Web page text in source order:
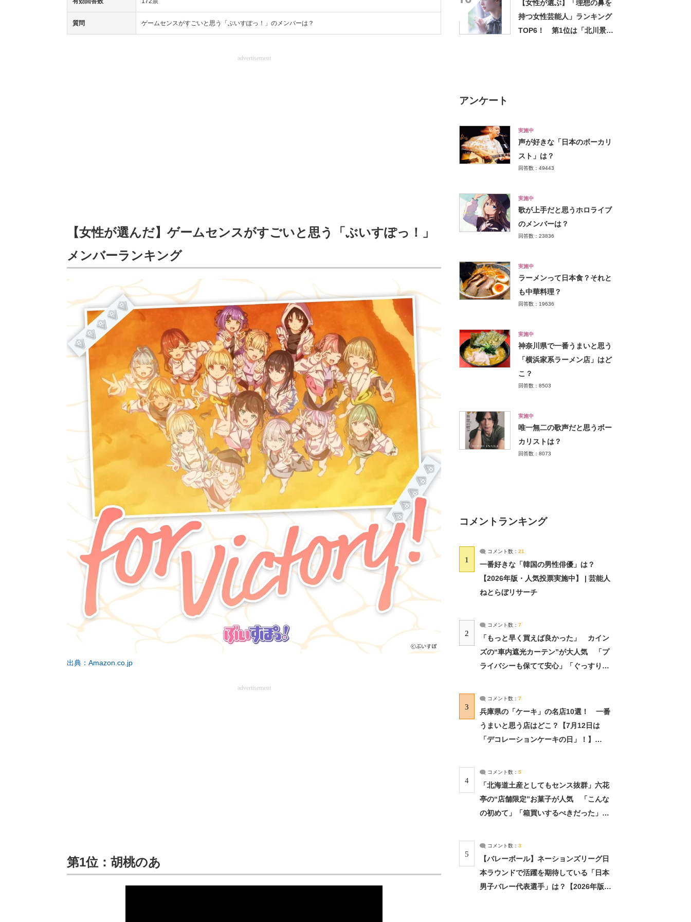
質問 ゲームセンスがすごいと思う「ぶいすぽっ！」のメンバーは？
advertisement
【女性が選んだ】ゲームセンスがすごいと思う「ぶいすぽっ！」
メンバーランキング
出典：Amazon.co.jp
advertisement
第1位：胡桃のあ
【女性が選ぶ】「理想の鼻を
持つ女性芸能人」ランキング
TOP6！ 第1位は「北川景
アンケート
実施中
声が好きな「日本のボーカリ
スト」は？
回答数：49443
実施中
歌が上手だと思うホロライブ
のメンバーは？
回答数：23836
実施中
ラーメンって日本食？それと
も中華料理？
回答数：19636
実施中
神奈川県で一番うまいと思う
「横浜家系ラーメン店」はど
こ？
回答数：8503
実施中
唯一無二の歌声だと思うボー
カリストは？
回答数：8073
コメントランキング
1
コメント数： 21
一番好きな「韓国の男性俳優」は？
【2026年版・人気投票実施中】 | 芸能人
ねとらぼリサーチ
2
コメント数： 7
「もっと早く買えば良かった」 カイン
ズの“車内遮光カーテン”が大人気 「プ
ライバシーも保てて安心」「ぐっすり眠
3
コメント数： 7
兵庫県の「ケーキ」の名店10選！ 一番
うまいと思う店はどこ？【7月12日は
「デコレーションケーキの日」！】
4
コメント数： 5
「北海道土産としてもセンス抜群」六花
亭の“店舗限定”お菓子が人気 「こんな
の初めて」「箱買いするべきだった」
5
コメント数： 3
【バレーボール】ネーションズリーグ日
本ラウンドで活躍を期待している「日本
男子バレー代表選手」は？【2026年版・